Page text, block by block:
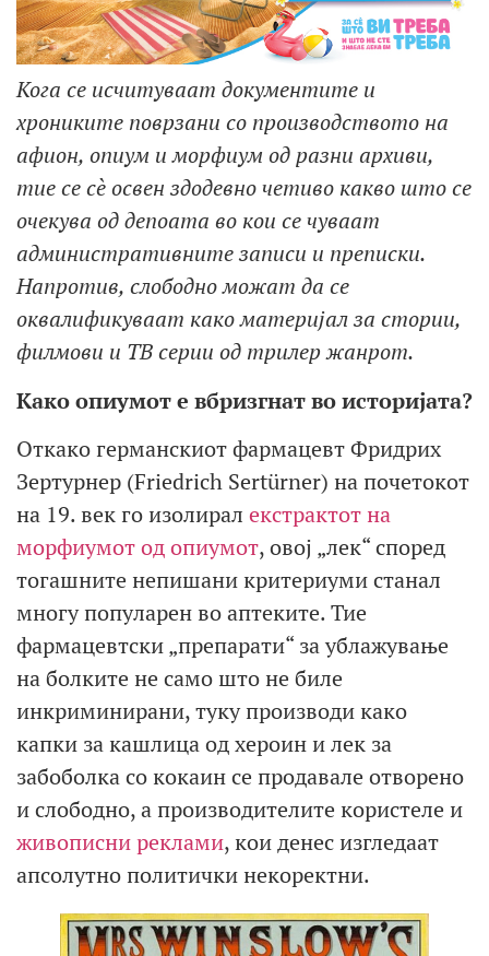
Кога се исчитуваат документите и
хрониките поврзани со производството на
афион, опиум и морфиум од разни архиви,
тие се сè освен здодевно четиво какво што се
очекува од депоата во кои се чуваат
административните записи и преписки.
Напротив, слободно можат да се
оквалификуваат како материјал за стории,
филмови и ТВ серии од трилер жанрот.
Како опиумот е вбризгнат во историјата?
Откако германскиот фармацевт Фридрих
Зертурнер (Friedrich Sertürner) на почетокот
на 19. век го изолирал екстрактот на
морфиумот од опиумот, овој „лек“ според
тогашните непишани критериуми станал
многу популарен во аптеките. Тие
фармацевтски „препарати“ за ублажување
на болките не само што не биле
инкриминирани, туку производи како
капки за кашлица од хероин и лек за
забоболка со кокаин се продавале отворено
и слободно, а производителите користеле и
живописни реклами, кои денес изгледаат
апсолутно политички некоректни.